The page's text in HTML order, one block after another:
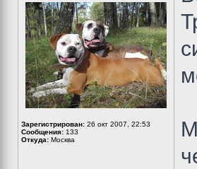
Зарегистрирован: 26 окт 2007, 22:53
Сообщения: 133
Откуда: Москва